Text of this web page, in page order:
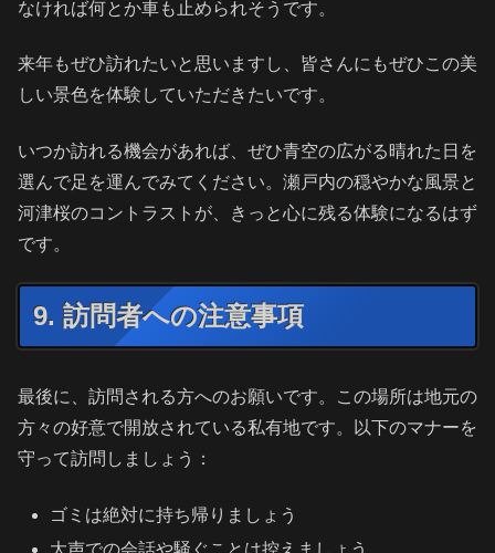
なければ何とか車も止められそうです。
来年もぜひ訪れたいと思いますし、皆さんにもぜひこの美
しい景色を体験していただきたいです。
いつか訪れる機会があれば、ぜひ青空の広がる晴れた日を
選んで足を運んでみてください。瀬戸内の穏やかな風景と
河津桜のコントラストが、きっと心に残る体験になるはず
です。
9. 訪問者への注意事項
最後に、訪問される方へのお願いです。この場所は地元の
方々の好意で開放されている私有地です。以下のマナーを
守って訪問しましょう：
ゴミは絶対に持ち帰りましょう
大声での会話や騒ぐことは控えましょう